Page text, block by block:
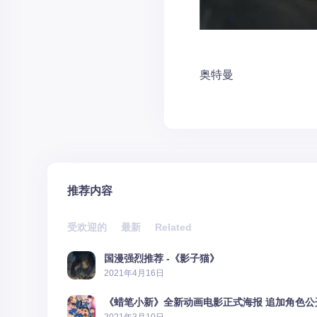
奥特曼
推荐内容
受欢迎的 最新 Related
国漫强烈推荐 -《影子猫》
2021年4月16日
《蜡笔小新》全新动画电影正式海报 追加角色公